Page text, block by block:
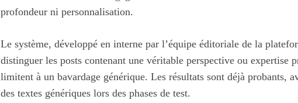
profondeur ni personnalisation.
Le système, développé en interne par l’équipe éditoriale de la
distinguer les posts contenant une véritable perspective ou expertise
limitent à un bavardage générique. Les résultats sont déjà probants,
des textes génériques lors des phases de test.